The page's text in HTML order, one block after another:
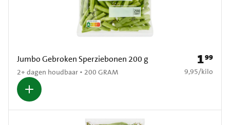
Jumbo Gebroken Sperziebonen 200 g
2+ dagen houdbaar • 200 GRAM
Prijs: €
199
€ 9,95 per kilo
9,95/kilo